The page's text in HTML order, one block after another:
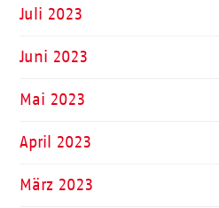
Juli 2023
Juni 2023
Mai 2023
April 2023
März 2023